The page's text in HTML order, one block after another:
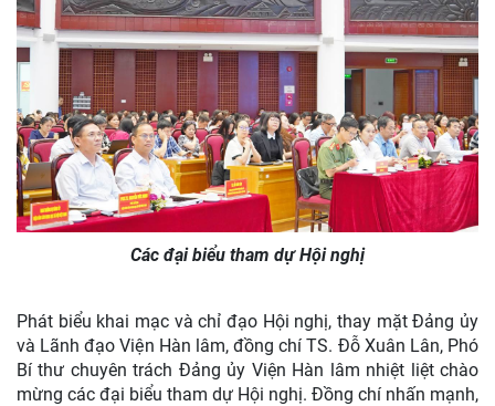
Các đại biểu tham dự Hội nghị
Phát biểu khai mạc và chỉ đạo Hội nghị, thay mặt Đảng ủy
và Lãnh đạo Viện Hàn lâm, đồng chí TS. Đỗ Xuân Lân, Phó
Bí thư chuyên trách Đảng ủy Viện Hàn lâm nhiệt liệt chào
mừng các đại biểu tham dự Hội nghị. Đồng chí nhấn mạnh,